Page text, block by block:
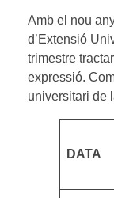
Amb el nou
d’Extensió
trimestre
expressió.
universitari de
DATA